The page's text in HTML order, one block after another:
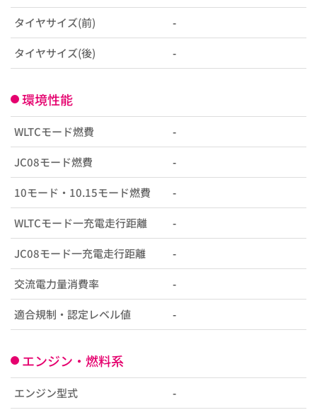
タイヤサイズ(前) -
タイヤサイズ(後) -
環境性能
WLTCモード燃費 -
JC08モード燃費 -
10モード・10.15モード燃費 -
WLTCモード一充電走行距離 -
JC08モード一充電走行距離 -
交流電力量消費率 -
適合規制・認定レベル値 -
エンジン・燃料系
エンジン型式 -